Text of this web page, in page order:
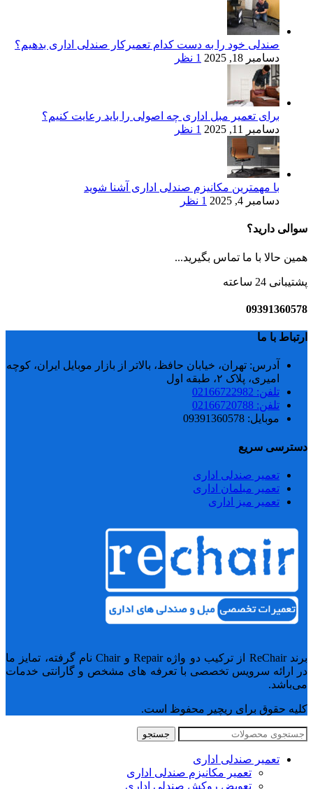
صندلی خود را به دست کدام تعمیرکار صندلی اداری بدهیم؟
دسامبر 18, 2025
1 نظر
برای تعمیر مبل اداری چه اصولی را باید رعایت کنیم؟
دسامبر 11, 2025
1 نظر
با مهمترین مکانیزم صندلی اداری آشنا شوید
دسامبر 4, 2025
1 نظر
سوالی دارید؟
همین حالا با ما تماس بگیرید...
پشتیبانی 24 ساعته
09391360578
ارتباط با ما
آدرس: تهران، خیابان حافظ، بالاتر از بازار موبایل ایران، کوچه
امیری، پلاک ۲، طبقه اول
تلفن: 02166722982
تلفن: 02166720788
موبایل: 09391360578
دسترسی سریع
تعمیر صندلی اداری
تعمیر مبلمان اداری
تعمیر میز اداری
برند ReChair از ترکیب دو واژه Repair و Chair نام گرفته، تمایز ما
در ارائه سرویس تخصصی با تعرفه های مشخص و گارانتی خدمات
می‌باشد.
کلیه حقوق برای ریچیر محفوظ است.
جستجو
تعمیر صندلی اداری
تعمیر مکانیزم صندلی اداری
تعویض روکش صندلی اداری